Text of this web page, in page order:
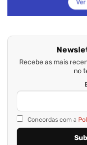
Recebe as mais
no
Concordas com a